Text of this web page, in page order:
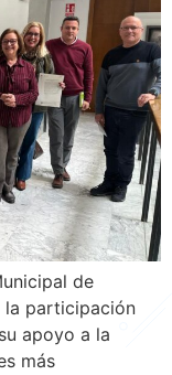
de
la participación
apoyo a la
más